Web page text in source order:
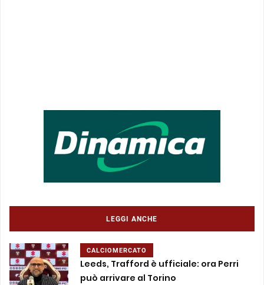
LEGGI ANCHE
CALCIOMERCATO
Leeds, Trafford è ufficiale: ora Perri
può arrivare al Torino